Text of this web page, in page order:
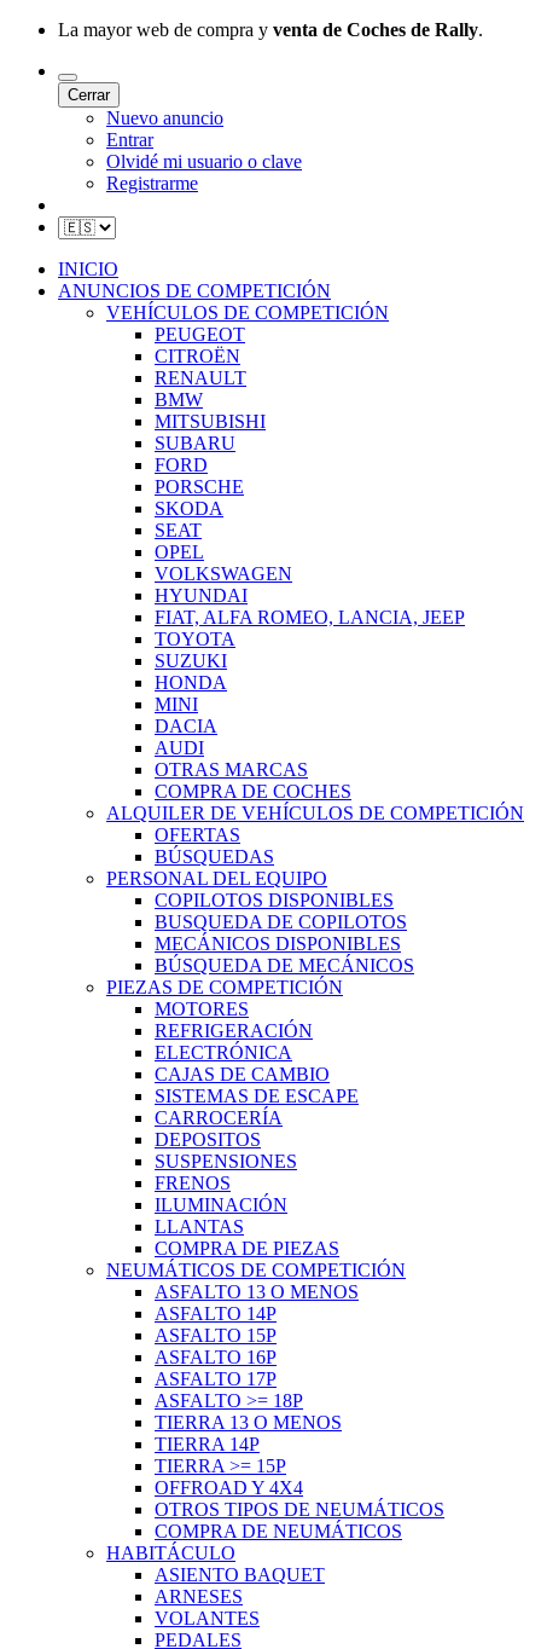
La mayor web de compra y venta de Coches de Rally.
Cerrar
Nuevo anuncio
Entrar
Olvidé mi usuario o clave
Registrarme
INICIO
ANUNCIOS DE COMPETICIÓN
VEHÍCULOS DE COMPETICIÓN
PEUGEOT
CITROËN
RENAULT
BMW
MITSUBISHI
SUBARU
FORD
PORSCHE
SKODA
SEAT
OPEL
VOLKSWAGEN
HYUNDAI
FIAT, ALFA ROMEO, LANCIA, JEEP
TOYOTA
SUZUKI
HONDA
MINI
DACIA
AUDI
OTRAS MARCAS
COMPRA DE COCHES
ALQUILER DE VEHÍCULOS DE COMPETICIÓN
OFERTAS
BÚSQUEDAS
PERSONAL DEL EQUIPO
COPILOTOS DISPONIBLES
BUSQUEDA DE COPILOTOS
MECÁNICOS DISPONIBLES
BÚSQUEDA DE MECÁNICOS
PIEZAS DE COMPETICIÓN
MOTORES
REFRIGERACIÓN
ELECTRÓNICA
CAJAS DE CAMBIO
SISTEMAS DE ESCAPE
CARROCERÍA
DEPOSITOS
SUSPENSIONES
FRENOS
ILUMINACIÓN
LLANTAS
COMPRA DE PIEZAS
NEUMÁTICOS DE COMPETICIÓN
ASFALTO 13 O MENOS
ASFALTO 14P
ASFALTO 15P
ASFALTO 16P
ASFALTO 17P
ASFALTO >= 18P
TIERRA 13 O MENOS
TIERRA 14P
TIERRA >= 15P
OFFROAD Y 4X4
OTROS TIPOS DE NEUMÁTICOS
COMPRA DE NEUMÁTICOS
HABITÁCULO
ASIENTO BAQUET
ARNESES
VOLANTES
PEDALES